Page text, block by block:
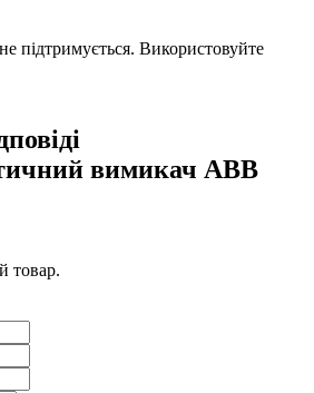
підтримується. Використовуйте
вимикач ABB
товар.